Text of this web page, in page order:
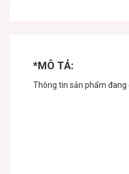
*MÔ TẢ:
Thông tin sản phẩm